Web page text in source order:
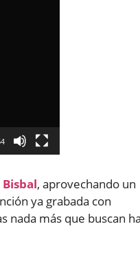
Bisbal, aprovechando un
ya grabada con
nada más que buscan